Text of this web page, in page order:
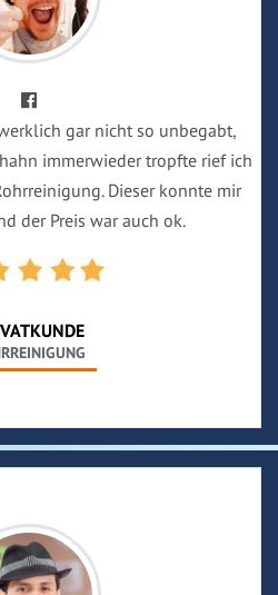
gar nicht so unbegabt,
immerwieder tropfte rief ich
Dieser konnte mir
der Preis war auch ok.